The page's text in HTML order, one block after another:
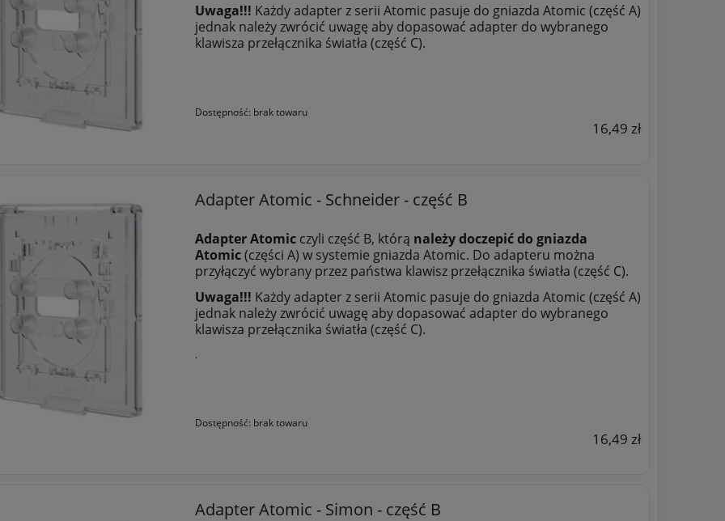
Uwaga!!! Każdy adapter z serii Atomic pasuje do gniazda Atomic (część A)
jednak należy zwrócić uwagę aby dopasować adapter do wybranego
klawisza przełącznika światła (część C).
Dostępność: brak towaru
16,49 zł
Adapter Atomic - Schneider - część B
Adapter Atomicczyli część B, którą należy doczepić do gniazda
Atomic(części A) w systemie gniazda Atomic. Do adapteru można
przyłączyć wybrany przez państwa klawisz przełącznika światła (część C).
Uwaga!!! Każdy adapter z serii Atomic pasuje do gniazda Atomic (część A)
jednak należy zwrócić uwagę aby dopasować adapter do wybranego
klawisza przełącznika światła (część C).
.
Dostępność: brak towaru
16,49 zł
Adapter Atomic - Simon - część B